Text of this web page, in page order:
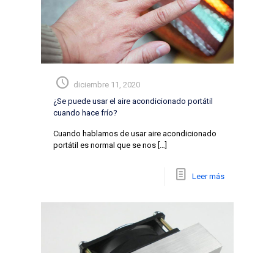
diciembre 11, 2020
¿Se puede usar el aire acondicionado portátil
cuando hace frío?
Cuando hablamos de usar aire acondicionado
portátil es normal que se nos[…]
Leer más